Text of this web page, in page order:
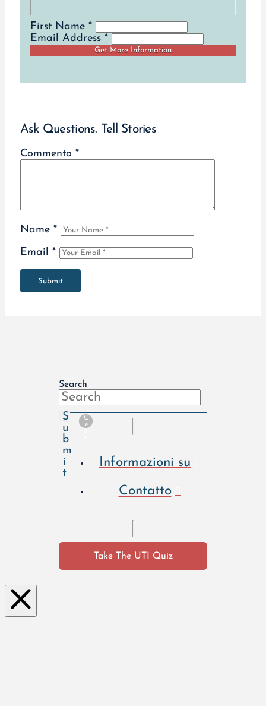
First Name *
Email Address *
Ask Questions. Tell Stories
Commento *
Name *
Email *
Submit
Search
S
u
b
m
i
t
C
le
Informazioni su
Contatto
Take The UTI Quiz